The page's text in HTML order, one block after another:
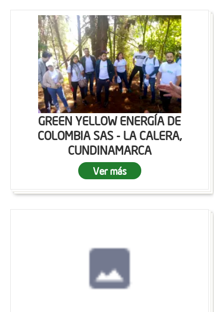
GREEN YELLOW ENERGÍA DE
COLOMBIA SAS - LA CALERA,
CUNDINAMARCA
Ver más